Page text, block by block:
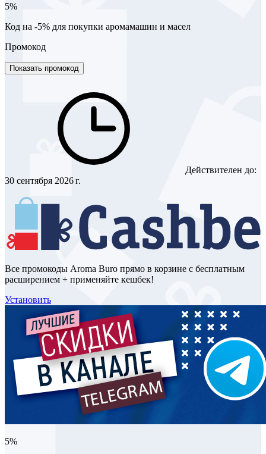
5%
Код на -5% для покупки аромамашин и масел
Промокод
Показать промокод
Действителен до:
30 сентября 2026 г.
Все промокоды Aroma Buro прямо в корзине с бесплатным
расширением + применяйте кешбек!
Установить
5%